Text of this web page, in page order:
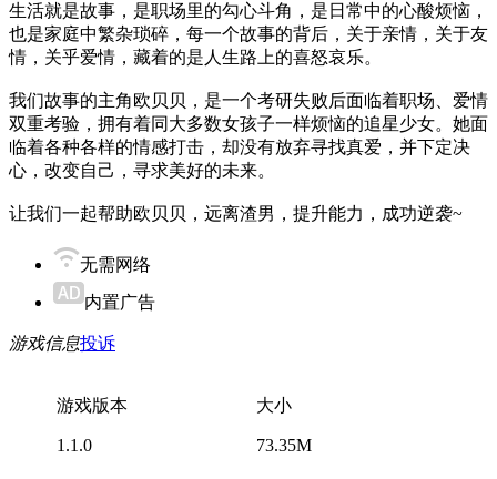
生活就是故事，是职场里的勾心斗角，是日常中的心酸烦恼，
也是家庭中繁杂琐碎，每一个故事的背后，关于亲情，关于友
情，关乎爱情，藏着的是人生路上的喜怒哀乐。
我们故事的主角欧贝贝，是一个考研失败后面临着职场、爱情
双重考验，拥有着同大多数女孩子一样烦恼的追星少女。她面
临着各种各样的情感打击，却没有放弃寻找真爱，并下定决
心，改变自己，寻求美好的未来。
让我们一起帮助欧贝贝，远离渣男，提升能力，成功逆袭~
无需网络
内置广告
游戏信息投诉
游戏版本
1.1.0
大小
73.35M